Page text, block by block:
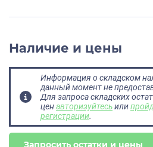
Наличие и цены
Информация о складском
данный момент не
Для запроса складских
ценавторизуйтесьили
регистрации.
Запросить остатки и цены